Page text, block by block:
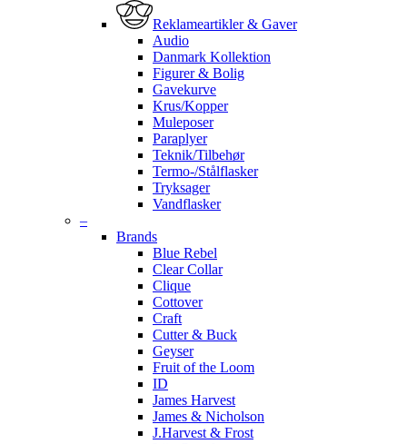
Reklameartikler & Gaver
Audio
Danmark Kollektion
Figurer & Bolig
Gavekurve
Krus/Kopper
Muleposer
Paraplyer
Teknik/Tilbehør
Termo-/Stålflasker
Tryksager
Vandflasker
–
Brands
Blue Rebel
Clear Collar
Clique
Cottover
Craft
Cutter & Buck
Geyser
Fruit of the Loom
ID
James Harvest
James & Nicholson
J.Harvest & Frost